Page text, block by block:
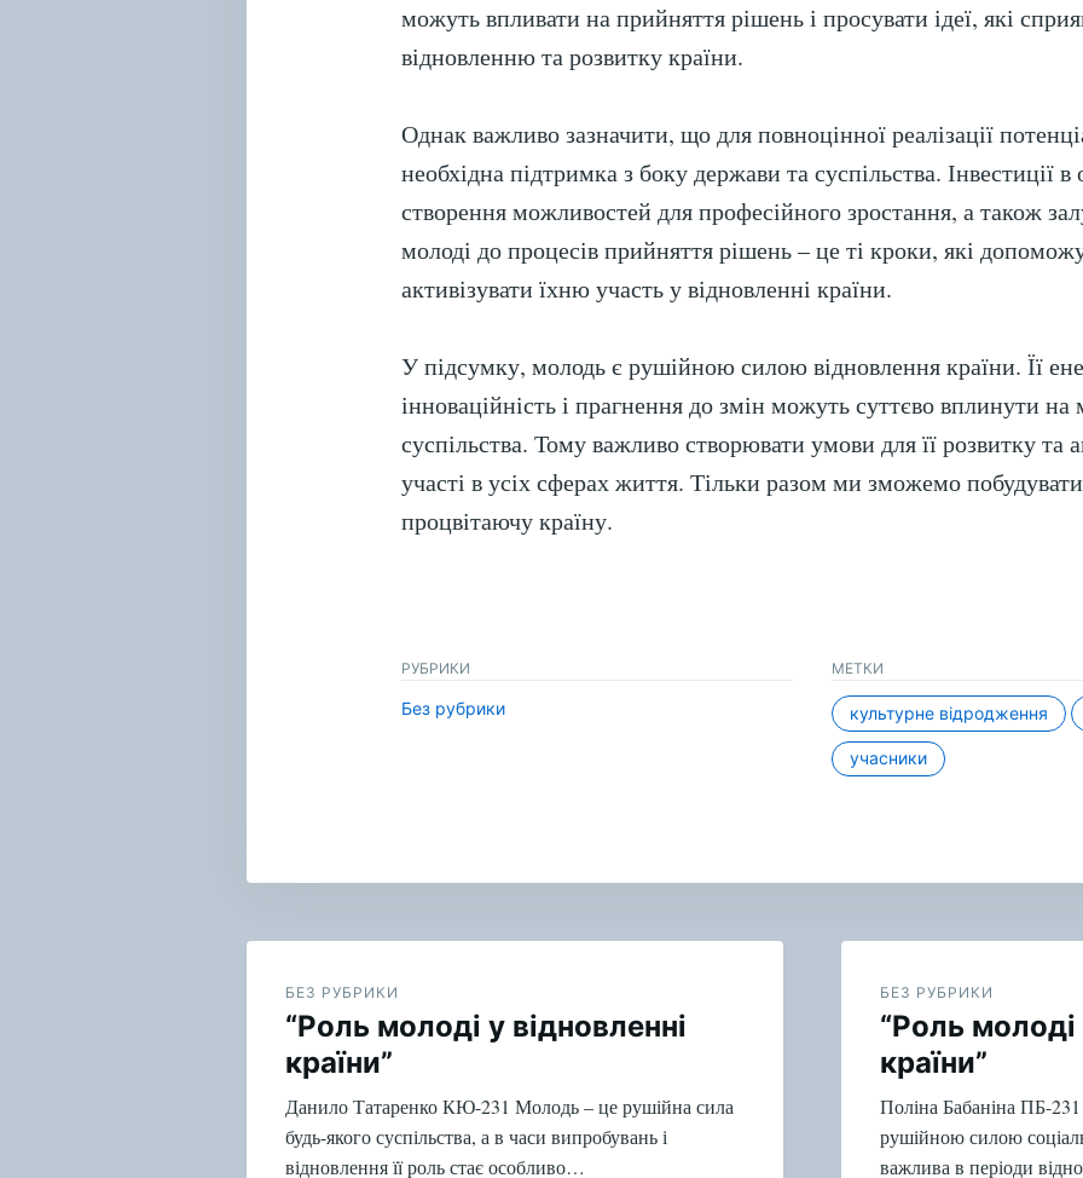
можуть впливати на прийняття рішень і просувати ідеї, які
відновленню та розвитку країни.
Однак важливо зазначити, що для повноцінної реалізації
необхідна підтримка з боку держави та суспільства. Інвестиції в
створення можливостей для професійного зростання, а також
молоді до процесів прийняття рішень – це ті кроки, які
активізувати їхню участь у відновленні країни.
У підсумку, молодь є рушійною силою відновлення країни. Її
інноваційність і прагнення до змін можуть суттєво вплинути на
суспільства. Тому важливо створювати умови для її розвитку та
участі в усіх сферах життя. Тільки разом ми зможемо
процвітаючу країну.
РУБРИКИ
Без рубрики
МЕТКИ
культурне відродження
учасники
Навигация
по
записям
БЕЗ РУБРИКИ
“Роль молоді у відновленні
країни”
Данило Татаренко КЮ-231 Молодь – це рушійна сила
будь-якого суспільства, а в часи випробувань і
відновлення її роль стає особливо…
БЕЗ РУБРИКИ
“Роль молоді
країни”
Поліна Бабаніна ПБ-
рушійною силою
важлива в періоди